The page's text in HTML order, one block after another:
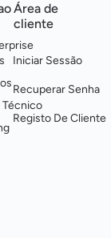
Área de
cliente
Iniciar Sessão
Recuperar Senha
Registo De Cliente